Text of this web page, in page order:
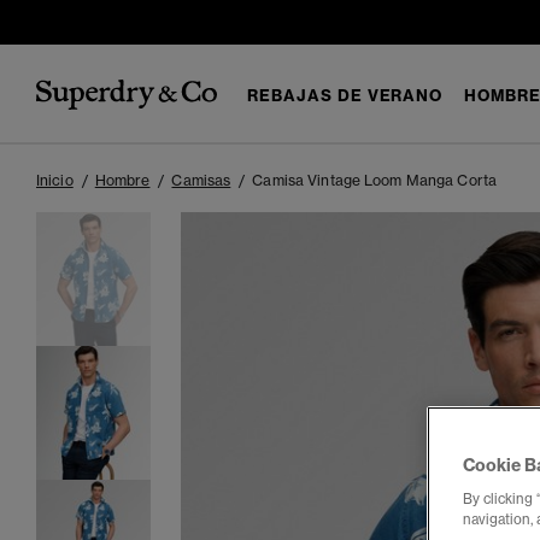
REBAJAS DE VERANO
Inicio Hombre Camisas Camisa Vintage Loom Manga Corta
Cookie
By clicking
navigation,